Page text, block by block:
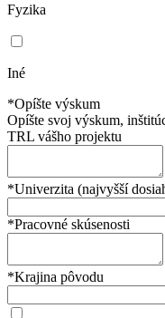
Fyzika
Iné
*Opíšte výskum
Opíšte svoj výskum,
TRL vášho projektu
*Univerzita (najvyšší
*Pracovné skúsenosti
*Krajina pôvodu